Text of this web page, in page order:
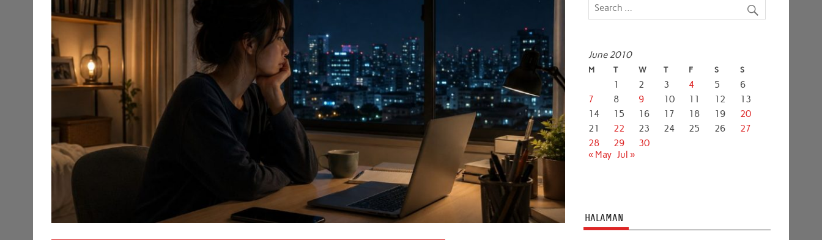
June 2010
M T W T F S S
1 2 3 4 5
6
7
8 9 10 11 12
13
14
15 16 17 18 19
20
21
22 23 24 25 26
27
28
29
30
« May Jul »
HALAMAN